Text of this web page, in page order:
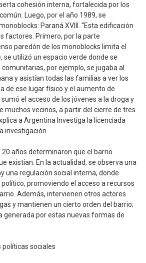
cohesión interna, fortalecida por los
Luego, por el año 1989, se
Paraná XVIII. “Esta edificación
factores. Primero, por la parte
paredón de los monoblocks limita el
se utilizó un espacio verde donde se
por ejemplo, se jugaba al
y asistían todas las familias a ver los
de ese lugar físico y el aumento de
el acceso de los jóvenes a la droga y
muchos vecinos, a partir del cierre de tres
a Argentina Investiga la licenciada
investigación.
años determinaron que el barrio
existían. En la actualidad, se observa una
una regulación social interna, donde
promoviendo el acceso a recursos
Además, intervienen otros actores
y mantienen un cierto orden del barrio;
generada por estas nuevas formas de
políticas sociales